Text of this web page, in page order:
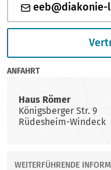
eeb@diakonie-
ANFAHRT
Haus Römer
Königsberger Str. 9
Rüdesheim-Windeck
WEITERFÜHRENDE